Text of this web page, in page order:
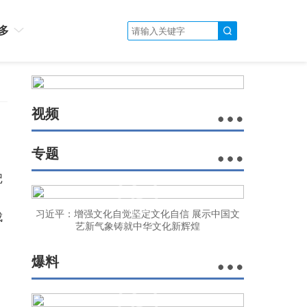
视频
专题
习近平：增强文化自觉坚定文化自信 展示中国文
艺新气象铸就中华文化新辉煌
爆料